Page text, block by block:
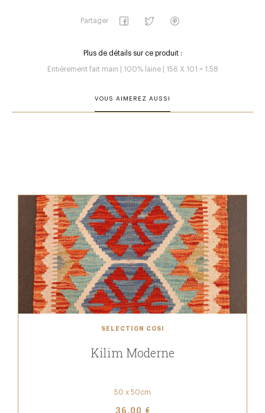
Partager
Plus de détails sur ce produit :
Entièrement fait main | 100% laine | 156 X 101 = 1.58
VOUS AIMEREZ AUSSI
SÉLECTION COSI
Kilim Moderne
50 x 50cm
36,00 €